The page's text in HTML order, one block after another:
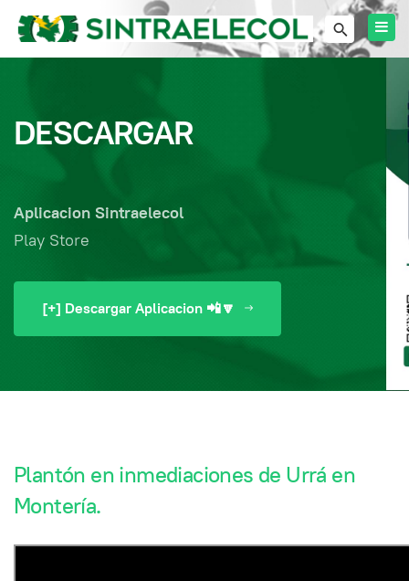
DESCARGAR
Aplicacion Sintraelecol
Play Store
[+] Descargar Aplicacion 📲🔽
Plantón en inmediaciones de Urrá en
Montería.